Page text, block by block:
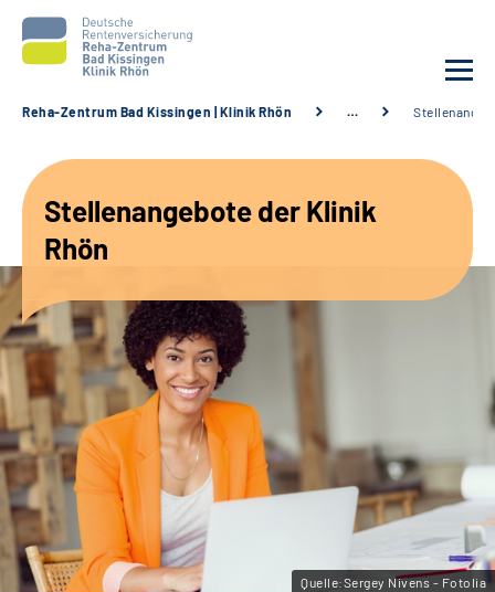
Unsere Angebote
Karriere
Sozialdienste & Zuweisende
Suche
Leichte Sprache
Gebärdensprache
Reha-Zentrum Bad Kissingen | Klinik Rhön …
Stellenangebote der Klinik
Rhön
Quelle:Sergey Nivens - Fotolia